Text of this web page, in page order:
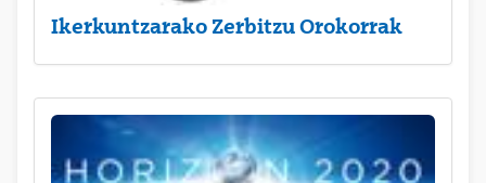
Ikerkuntzarako Zerbitzu Orokorrak